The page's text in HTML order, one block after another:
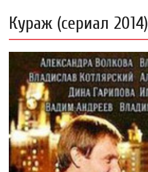
Кураж (сериал 2014)